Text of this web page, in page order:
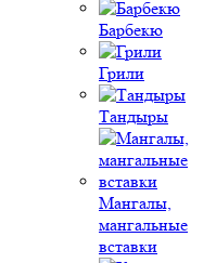
Барбекю
Грили
Тандыры
Мангалы,
мангальные
вставки